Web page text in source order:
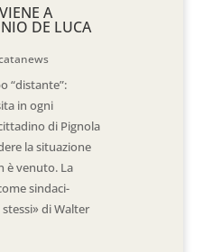
A
DE LUCA
“distante”:
in ogni
di Pignola
la situazione
è venuto. La
sindaci-
di Walter